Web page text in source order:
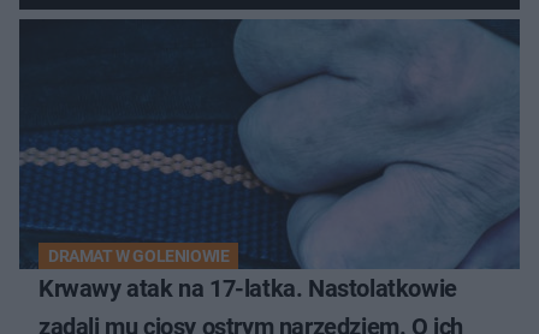
DRAMAT W GOLENIOWIE
Krwawy atak na 17-latka. Nastolatkowie
zadali mu ciosy ostrym narzędziem. O ich